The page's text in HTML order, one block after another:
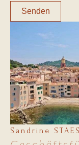
Senden
Sandrine STAES